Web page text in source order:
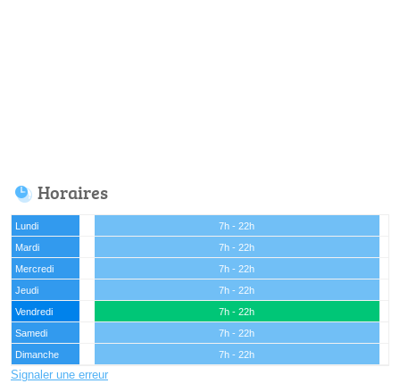
Horaires
Lundi
7h - 22h
Mardi
7h - 22h
Mercredi
7h - 22h
Jeudi
7h - 22h
Vendredi
7h - 22h
Samedi
7h - 22h
Dimanche
7h - 22h
Signaler une erreur